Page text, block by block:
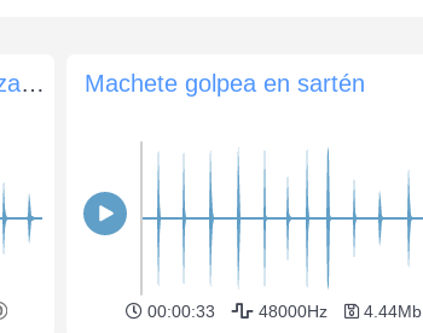
Pasos de madera para caminar en zapatos Machete golpea en sartén
00:00:33 48000Hz 4.44Mb